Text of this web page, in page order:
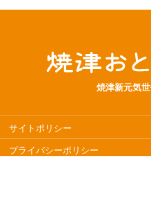
焼津新元気
サイトポリシー
プライバシーポリシー